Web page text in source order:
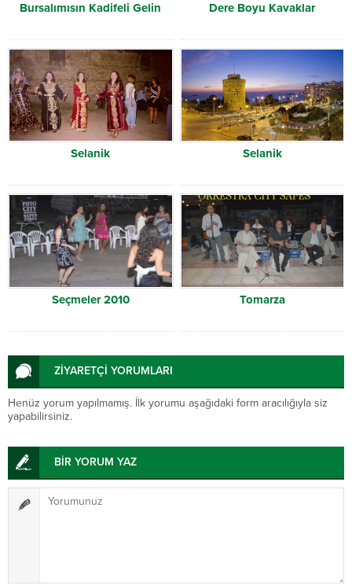
Bursalımısın Kadifeli Gelin Dere Boyu Kavaklar
Selanik Selanik
Seçmeler 2010 Tomarza
ZİYARETÇİ YORUMLARI
Henüz yorum yapılmamış. İlk yorumu aşağıdaki form aracılığıyla siz
yapabilirsiniz.
BİR YORUM YAZ